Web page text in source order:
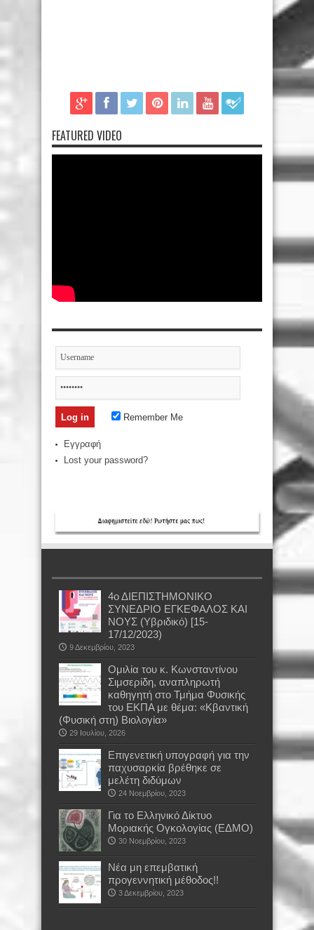
FEATURED VIDEO
Remember Me
Εγγραφή
Lost your password?
4ο ΔΙΕΠΙΣΤΗΜΟΝΙΚΟ
ΣΥΝΕΔΡΙΟ ΕΓΚΕΦΑΛΟΣ ΚΑΙ
ΝΟΥΣ (Υβριδικό) [15-
17/12/2023)
9 Δεκεμβρίου, 2023
Oμιλία του κ. Κωνσταντίνου
Σιμσερίδη, αναπληρωτή
καθηγητή στο Τμήμα Φυσικής
του ΕΚΠΑ με θέμα: «Κβαντική
(Φυσική στη) Βιολογία»
29 Ιουλίου, 2026
Επιγενετική υπογραφή για την
παχυσαρκία βρέθηκε σε
μελέτη διδύμων
24 Νοεμβρίου, 2023
Για το Ελληνικό Δίκτυο
Μοριακής Ογκολογίας (ΕΔΜΟ)
30 Νοεμβρίου, 2023
Νέα μη επεμβατική
προγεννητική μέθοδος!!
3 Δεκεμβρίου, 2023